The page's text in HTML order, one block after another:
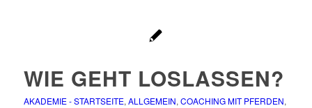
WIE GEHT LOSLASSEN?
AKADEMIE - STARTSEITE, ALLGEMEIN, COACHING MIT PFERDEN,